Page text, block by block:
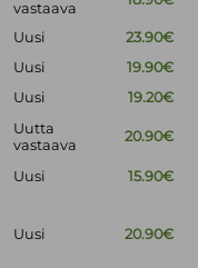
vastaava
Uusi
23.90€
Uusi
19.90€
Uusi
19.20€
Uutta
vastaava
20.90€
Uusi
15.90€
Uusi 20.90€